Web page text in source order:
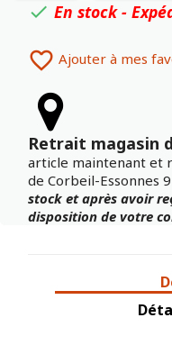
 En stock -
 Ajouter à mes
Retrait magasin
article maintenant et
de Corbeil-Essonnes
stock et après avoir
disposition de votre